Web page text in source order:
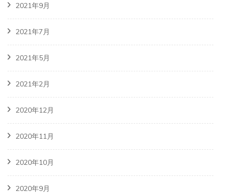
2021年9月
2021年7月
2021年5月
2021年2月
2020年12月
2020年11月
2020年10月
2020年9月